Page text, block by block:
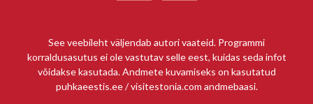
See veebileht väljendab autori vaateid. Programmi
korraldusasutus ei ole vastutav selle eest, kuidas seda infot
võidakse kasutada. Andmete kuvamiseks on kasutatud
puhkaeestis.ee / visitestonia.com andmebaasi.